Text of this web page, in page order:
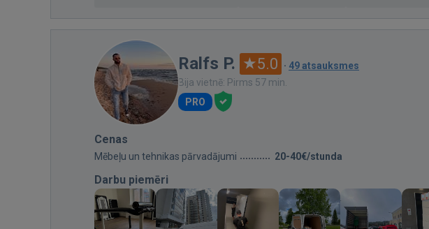
Ralfs P. 5.0 · 49 atsauksmes
Bija vietnē: Pirms 57 min.
PRO
Cenas
Mēbeļu un tehnikas pārvadājumi 20-40€/stunda
Darbu piemēri